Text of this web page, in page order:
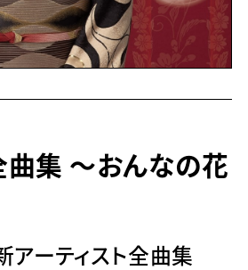
集 ～おんなの花
アーティスト全曲集